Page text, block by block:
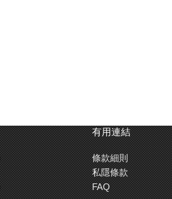
有用連結
條款細則
私隱條款
FAQ